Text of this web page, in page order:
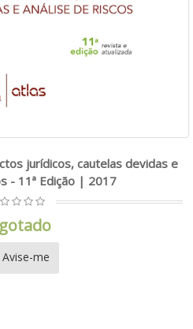
jurídicos, cautelas devidas e
- 11ª Edição | 2017
Avise-me